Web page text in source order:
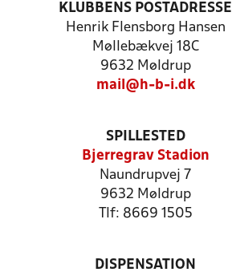
KLUBBENS POSTADRESSE
Henrik Flensborg Hansen
Møllebækvej 18C
9632 Møldrup
mail@h-b-i.dk
SPILLESTED
Bjerregrav Stadion
Naundrupvej 7
9632 Møldrup
Tlf: 8669 1505
DISPENSATION